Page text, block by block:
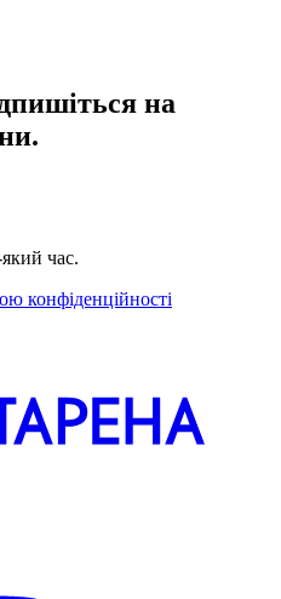
на
час.
конфіденційності